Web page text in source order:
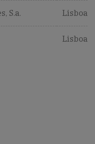
S.a. Lisboa
Lisboa